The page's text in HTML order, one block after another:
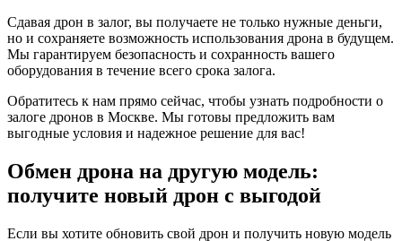
Сдавая дрон в залог, вы получаете не только нужные деньги,
но и сохраняете возможность использования дрона в будущем.
Мы гарантируем безопасность и сохранность вашего
оборудования в течение всего срока залога.
Обратитесь к нам прямо сейчас, чтобы узнать подробности о
залоге дронов в Москве. Мы готовы предложить вам
выгодные условия и надежное решение для вас!
Обмен дрона на другую модель:
получите новый дрон с выгодой
Если вы хотите обновить свой дрон и получить новую модель